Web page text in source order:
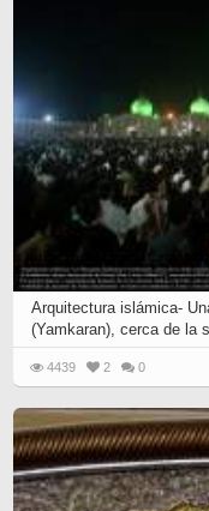
Arquitectura islámica-
(Yamkaran), cerca de la
4439 2 0